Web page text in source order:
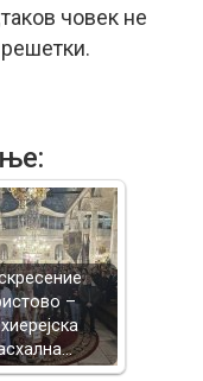
човек не
решетки.
–